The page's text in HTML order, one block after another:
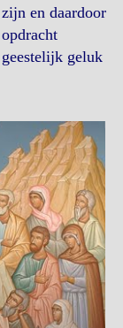
en daardoor
geluk